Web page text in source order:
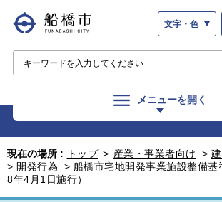
文字・色
メニューを開く
現在の場所 : トップ > 産業・事業者向け >
> 開発行為 > 船橋市宅地開発事業施設整備基
8年4月1日施行）